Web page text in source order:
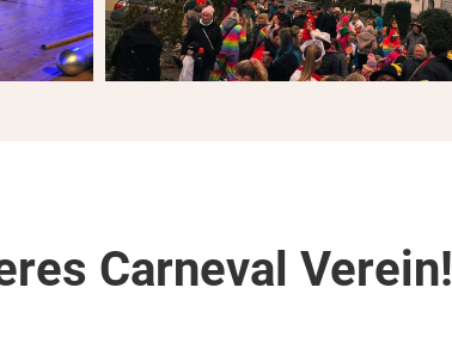
Carneval Verein!